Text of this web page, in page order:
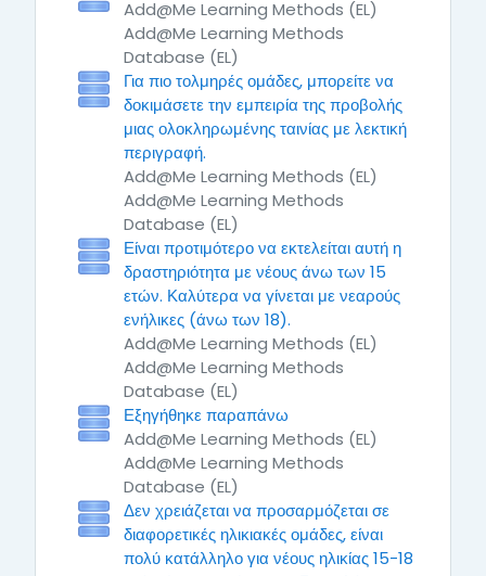
Add@Me Learning Methods (EL)
Add@Me Learning Methods
Database (EL)
Για πιο τολμηρές ομάδες, μπορείτε να
δοκιμάσετε την εμπειρία της προβολής
μιας ολοκληρωμένης ταινίας με λεκτική
περιγραφή.
Add@Me Learning Methods (EL)
Add@Me Learning Methods
Database (EL)
Είναι προτιμότερο να εκτελείται αυτή η
δραστηριότητα με νέους άνω των 15
ετών. Καλύτερα να γίνεται με νεαρούς
ενήλικες (άνω των 18).
Add@Me Learning Methods (EL)
Add@Me Learning Methods
Database (EL)
Εξηγήθηκε παραπάνω
Add@Me Learning Methods (EL)
Add@Me Learning Methods
Database (EL)
Δεν χρειάζεται να προσαρμόζεται σε
διαφορετικές ηλικιακές ομάδες, είναι
πολύ κατάλληλο για νέους ηλικίας 15-18